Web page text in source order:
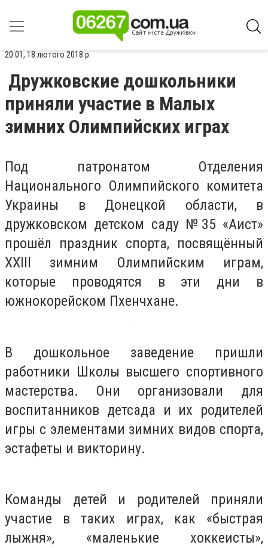
20:01, 18 лютого 2018 р.
Дружковские дошкольники
приняли участие в Малых
зимних Олимпийских играх
Под патронатом Отделения
Национального Олимпийского комитета
Украины в Донецкой области, в
дружковском детском саду №35 «Аист»
прошёл праздник спорта, посвящённый
XXIII зимним Олимпийским играм,
которые проводятся в эти дни в
южнокорейском Пхенчхане.
В дошкольное заведение пришли
работники Школы высшего спортивного
мастерства. Они организовали для
воспитанников детсада и их родителей
игры с элементами зимних видов спорта,
эстафеты и викторину.
Команды детей и родителей приняли
участие в таких играх, как «быстрая
лыжня», «маленькие хоккеисты»,